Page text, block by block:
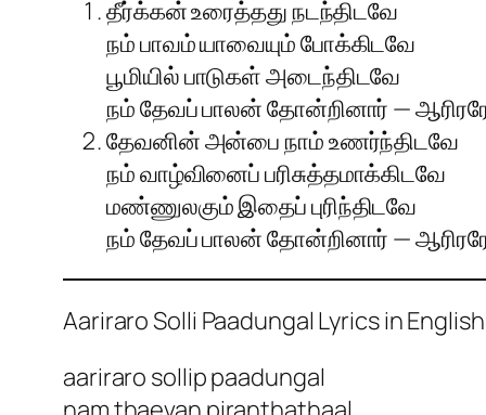
தீர்க்கன் உரைத்தது நடந்திடவே
நம் பாவம் யாவையும் போக்கிடவே
பூமியில் பாடுகள் அடைந்திடவே
நம் தேவப் பாலன் தோன்றினார் —
தேவனின் அன்பை நாம் உணர்ந்திடவே
நம் வாழ்வினைப் பரிசுத்தமாக்கிடவே
மண்ணுலகும் இதைப் புரிந்திடவே
நம் தேவப் பாலன் தோன்றினார் —
Aariraro Solli Paadungal Lyrics in English
aariraro sollip paadungal